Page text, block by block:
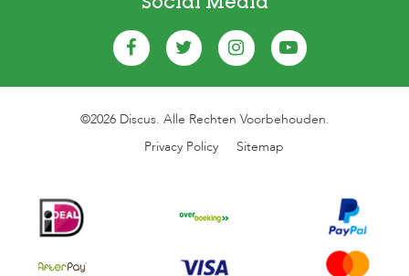
Social Media
©2026 Discus. Alle Rechten Voorbehouden.
Privacy Policy
Sitemap